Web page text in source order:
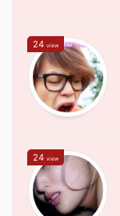
24 view
24 view